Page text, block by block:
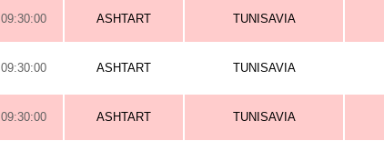
09:30:00 ASHTART TUNISAVIA
09:30:00 ASHTART TUNISAVIA
09:30:00 ASHTART TUNISAVIA